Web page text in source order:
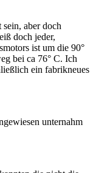
aber doch
doch jeder,
ist um die 90°
bei ca 76° C. Ich
ein fabrikneues
unternahm